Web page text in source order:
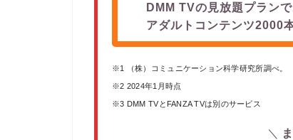
DMM TVの見放題プラン
アダルトコンテンツ2000
※1 （株）コミュニケーション科学研究所調べ。
※2 2024年1月時点
※3 DMM TVとFANZA TVは別のサービス